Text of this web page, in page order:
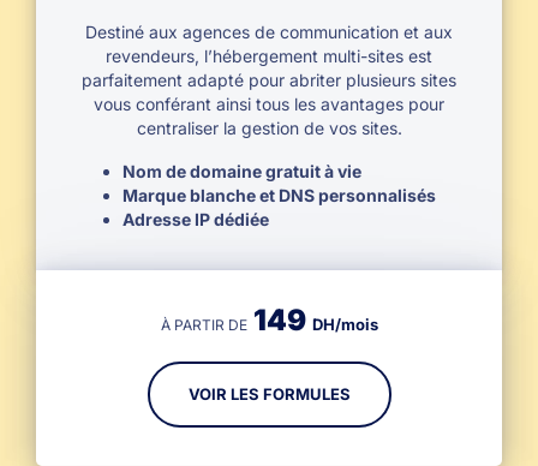
Destiné aux agences de communication et aux
revendeurs, l’hébergement multi-sites est
parfaitement adapté pour abriter plusieurs sites
vous conférant ainsi tous les avantages pour
centraliser la gestion de vos sites.
Nom de domaine gratuit à vie
Marque blanche et DNS personnalisés
Adresse IP dédiée
À PARTIR DE 149 DH/mois
VOIR LES FORMULES